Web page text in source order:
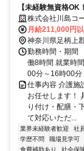
【未経験無資格
職の正社員を募集
株式会社川島コ
月給211,000円
神奈川県足柄上
勤務時間・期間
働8時間 就業時
00分～16時00分
仕事内容 介護施
お任せします！
り付け・配膳・
て対応いただ...
業界未経験者歓迎 社
学歴不問
職場見学可
食費補助あり
社会保